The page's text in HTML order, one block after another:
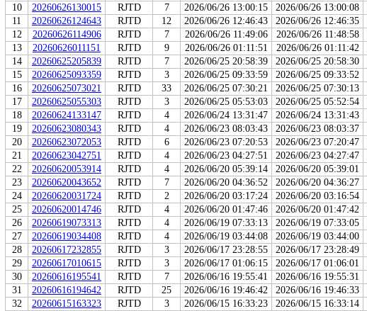
10
20260626130015 RJTD 7 2026/06/26 13:00:15 2026/06/26 13:00:08
11
20260626124643 RJTD 12 2026/06/26 12:46:43 2026/06/26 12:46:35
12
20260626114906 RJTD 7 2026/06/26 11:49:06 2026/06/26 11:48:58
13
20260626011151 RJTD 9 2026/06/26 01:11:51 2026/06/26 01:11:42
14
20260625205839 RJTD 7 2026/06/25 20:58:39 2026/06/25 20:58:30
15
20260625093359 RJTD 3 2026/06/25 09:33:59 2026/06/25 09:33:52
16
20260625073021 RJTD 33 2026/06/25 07:30:21 2026/06/25 07:30:13
17
20260625055303 RJTD 3 2026/06/25 05:53:03 2026/06/25 05:52:54
18
20260624133147 RJTD 4 2026/06/24 13:31:47 2026/06/24 13:31:43
19
20260623080343 RJTD 4 2026/06/23 08:03:43 2026/06/23 08:03:37
20
20260623072053 RJTD 6 2026/06/23 07:20:53 2026/06/23 07:20:47
21
20260623042751 RJTD 4 2026/06/23 04:27:51 2026/06/23 04:27:47
22
20260620053914 RJTD 4 2026/06/20 05:39:14 2026/06/20 05:39:01
23
20260620043652 RJTD 7 2026/06/20 04:36:52 2026/06/20 04:36:27
24
20260620031724 RJTD 2 2026/06/20 03:17:24 2026/06/20 03:16:54
25
20260620014746 RJTD 4 2026/06/20 01:47:46 2026/06/20 01:47:42
26
20260619073313 RJTD 4 2026/06/19 07:33:13 2026/06/19 07:33:05
27
20260619034408 RJTD 4 2026/06/19 03:44:08 2026/06/19 03:44:00
28
20260617232855 RJTD 3 2026/06/17 23:28:55 2026/06/17 23:28:49
29
20260617010615 RJTD 3 2026/06/17 01:06:15 2026/06/17 01:06:01
30
20260616195541 RJTD 7 2026/06/16 19:55:41 2026/06/16 19:55:31
31
20260616194642 RJTD 25 2026/06/16 19:46:42 2026/06/16 19:46:33
32
20260615163323 RJTD 3 2026/06/15 16:33:23 2026/06/15 16:33:14